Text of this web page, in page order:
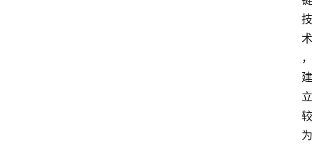
技
术
，
建
立
较
为